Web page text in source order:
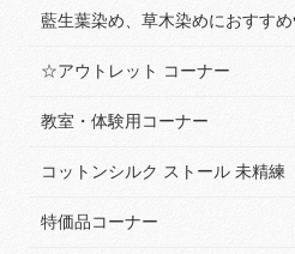
藍生葉染め、草木染めにおすす
☆アウトレット コーナー
教室・体験用コーナー
コットンシルク ストール 未精練
特価品コーナー